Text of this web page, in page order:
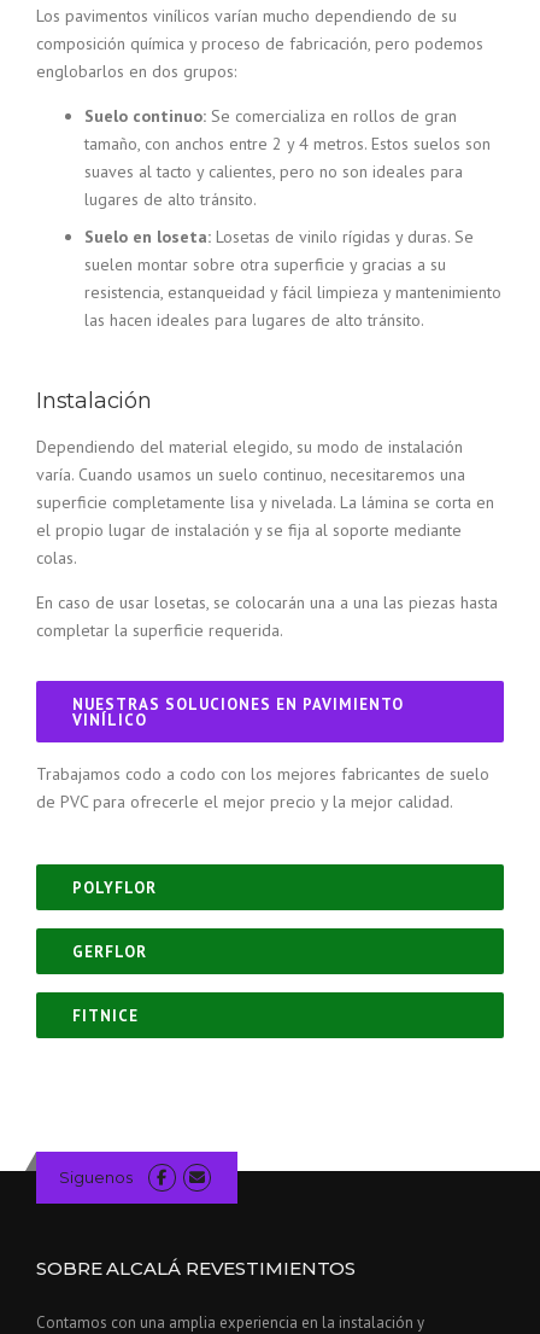
Los pavimentos vinílicos varían mucho dependiendo de su
composición química y proceso de fabricación, pero podemos
englobarlos en dos grupos:
Suelo continuo: Se comercializa en rollos de gran
tamaño, con anchos entre 2 y 4 metros. Estos suelos son
suaves al tacto y calientes, pero no son ideales para
lugares de alto tránsito.
Suelo en loseta: Losetas de vinilo rígidas y duras. Se
suelen montar sobre otra superficie y gracias a su
resistencia, estanqueidad y fácil limpieza y mantenimiento
las hacen ideales para lugares de alto tránsito.
Instalación
Dependiendo del material elegido, su modo de instalación
varía. Cuando usamos un suelo continuo, necesitaremos una
superficie completamente lisa y nivelada. La lámina se corta en
el propio lugar de instalación y se fija al soporte mediante
colas.
En caso de usar losetas, se colocarán una a una las piezas hasta
completar la superficie requerida.
NUESTRAS SOLUCIONES EN PAVIMIENTO
VINÍLICO
Trabajamos codo a codo con los mejores fabricantes de suelo
de PVC para ofrecerle el mejor precio y la mejor calidad.
POLYFLOR
GERFLOR
FITNICE
Siguenos
SOBRE ALCALÁ REVESTIMIENTOS
Contamos con una amplia experiencia en la instalación y